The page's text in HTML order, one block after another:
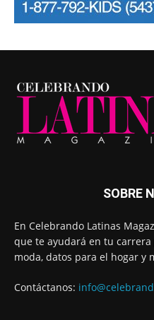
SOBRE
En Celebrando Latinas
que te ayudará en tu
moda, datos para el hogar y
Contáctanos: